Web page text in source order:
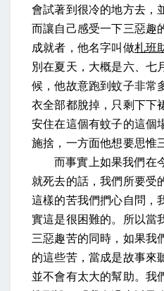
會試著到很冷的地方去，
而讓自己感受一下三惡趣
成就者，他名字叫做札班
別在夏天，大概是六、七
候，他故意跑到蚊子非常
衣全部都脫掉，只剩下下
安住在這個有蚊子的這個
施捨，一方面他想要思惟
而事實上如果我們在
就死去的話，我們所要受
這樣的苦我們捫心自問，
實這是很困難的。所以當
三惡趣苦的同時，如果我
的這些苦，當成是故事來
並不會有太大的幫助。我